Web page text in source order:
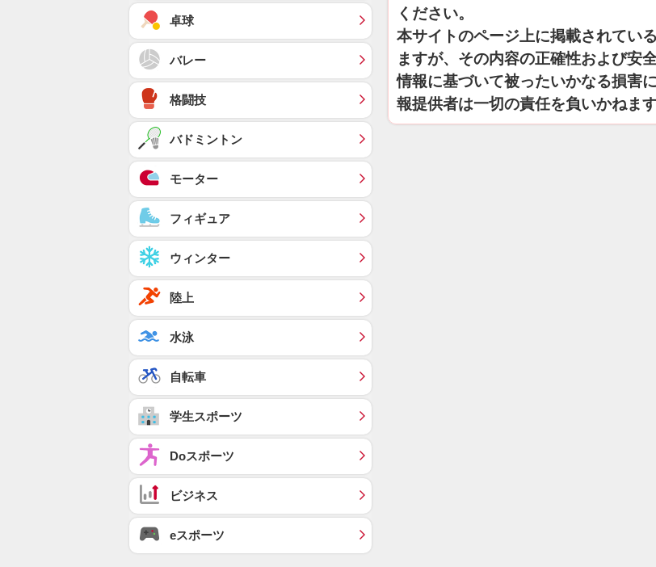
ください。
本サイトのページ上に掲載されてい
ますが、その内容の正確性および安
情報に基づいて被ったいかなる損害
報提供者は一切の責任を負いかねます
卓球
バレー
格闘技
バドミントン
モーター
フィギュア
ウィンター
陸上
水泳
自転車
学生スポーツ
Doスポーツ
ビジネス
eスポーツ